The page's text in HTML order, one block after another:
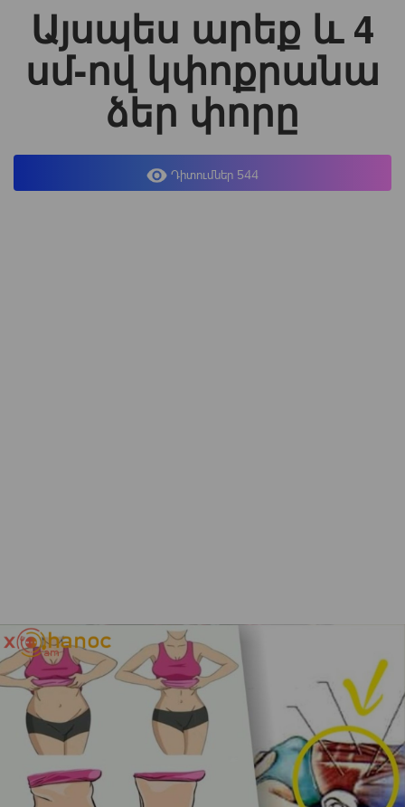
Այսպես արեք և 4
սմ-ով կփոքրանա
ձեր փորը
Դիտումներ 544